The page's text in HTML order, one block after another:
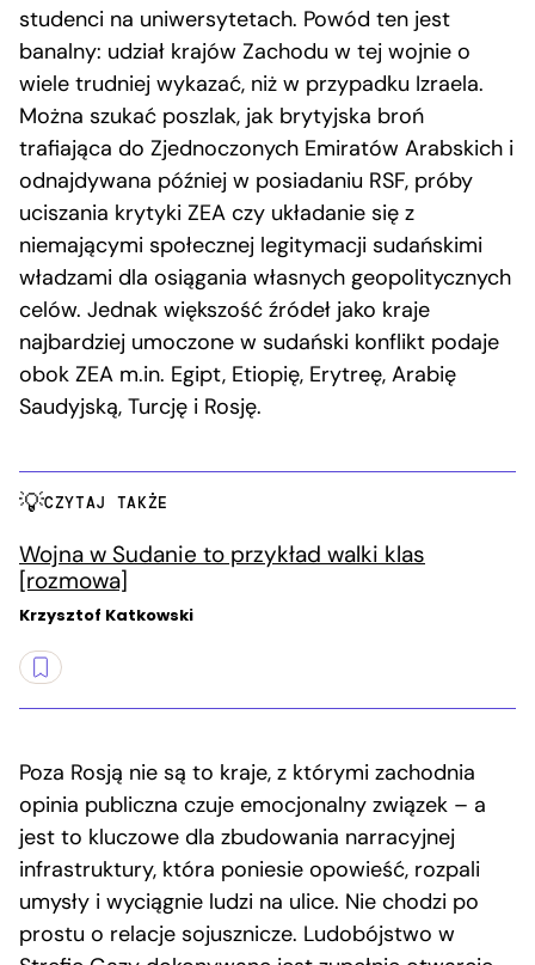
studenci na uniwersytetach. Powód ten jest
banalny: udział krajów Zachodu w tej wojnie o
wiele trudniej wykazać, niż w przypadku Izraela.
Można szukać poszlak, jak brytyjska broń
trafiająca do Zjednoczonych Emiratów Arabskich i
odnajdywana później w posiadaniu RSF, próby
uciszania krytyki ZEA czy układanie się z
niemającymi społecznej legitymacji sudańskimi
władzami dla osiągania własnych geopolitycznych
celów. Jednak większość źródeł jako kraje
najbardziej umoczone w sudański konflikt podaje
obok ZEA m.in. Egipt, Etiopię, Erytreę, Arabię
Saudyjską, Turcję i Rosję.
CZYTAJ TAKŻE
Wojna w Sudanie to przykład walki klas
[rozmowa]
Krzysztof Katkowski
Poza Rosją nie są to kraje, z którymi zachodnia
opinia publiczna czuje emocjonalny związek – a
jest to kluczowe dla zbudowania narracyjnej
infrastruktury, która poniesie opowieść, rozpali
umysły i wyciągnie ludzi na ulice. Nie chodzi po
prostu o relacje sojusznicze. Ludobójstwo w